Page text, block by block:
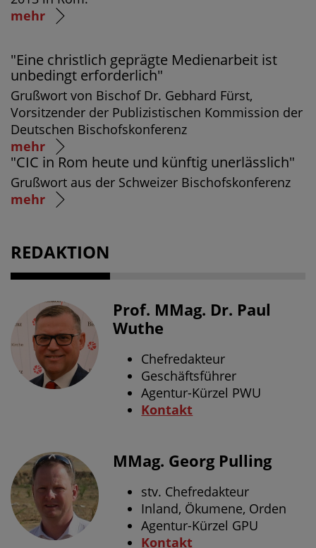
mehr
"Eine christlich geprägte Medienarbeit ist
unbedingt erforderlich"
Grußwort von Bischof Dr. Gebhard Fürst,
Vorsitzender der Publizistischen Kommission der
Deutschen Bischofskonferenz
mehr
"CIC in Rom heute und künftig unerlässlich"
Grußwort aus der Schweizer Bischofskonferenz
mehr
REDAKTION
Prof. MMag. Dr. Paul
Wuthe
Chefredakteur
Geschäftsführer
Agentur-Kürzel PWU
Kontakt
MMag. Georg Pulling
stv. Chefredakteur
Inland, Ökumene, Orden
Agentur-Kürzel GPU
Kontakt